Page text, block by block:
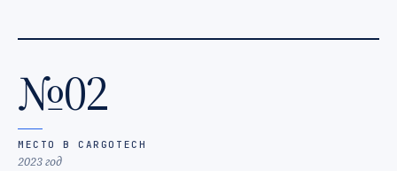
№02
МЕСТО В CARGOTECH
2023 год